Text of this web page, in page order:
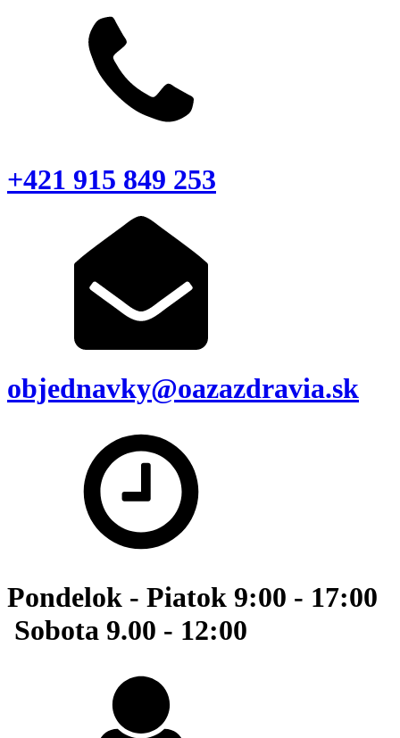
+421 915 849 253
objednavky@oazazdravia.sk
Pondelok - Piatok 9:00 - 17:00
Sobota 9.00 - 12:00